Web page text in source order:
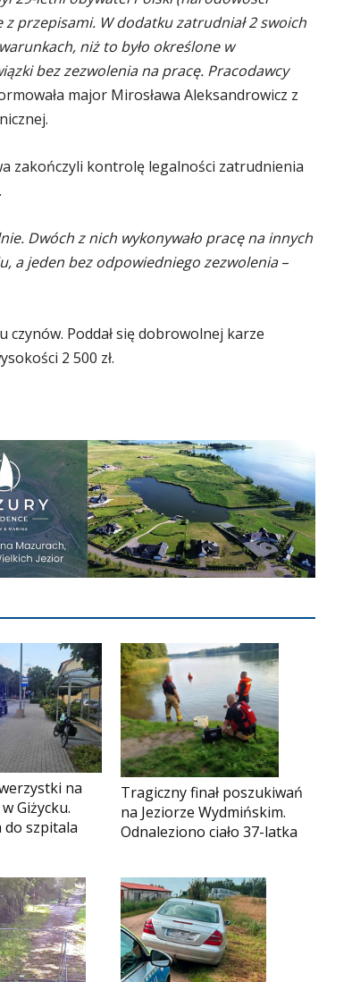
przepisami. W dodatku zatrudniał 2 swoich
niż to było określone w
bez zezwolenia na pracę. Pracodawcy
major Mirosława Aleksandrowicz z
zakończyli kontrolę legalności zatrudnienia
Dwóch z nich wykonywało pracę na innych
a jeden bez odpowiedniego zezwolenia–
czynów. Poddał się dobrowolnej karze
2 500 zł.
na
Giżycku.
do szpitala
Tragiczny finał poszukiwań
na Jeziorze Wydmińskim.
Odnaleziono ciało 37-latka